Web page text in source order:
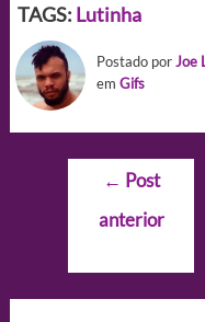
TAGS: Lutinha
Postado porJoe
em Gifs
Navegação
Post
← Post
anterior